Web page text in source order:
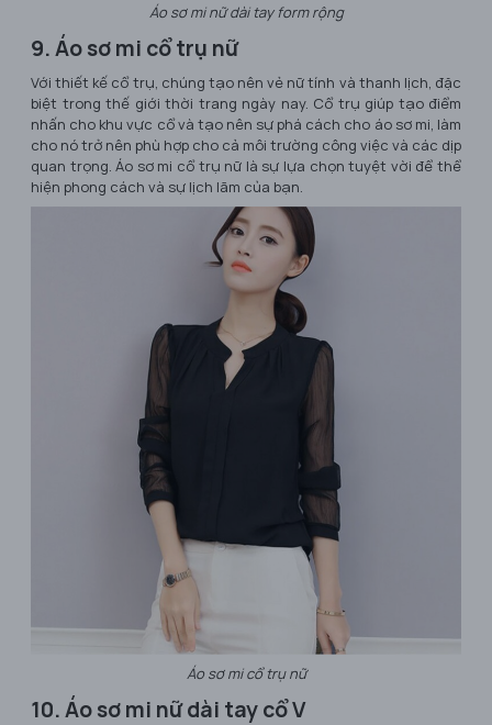
Áo sơ mi nữ dài tay form rộng
9. Áo sơ mi cổ trụ nữ
Với thiết kế cổ trụ, chúng tạo nên vẻ nữ tính và thanh lịch, đặc
biệt trong thế giới thời trang ngày nay. Cổ trụ giúp tạo điểm
nhấn cho khu vực cổ và tạo nên sự phá cách cho áo sơ mi, làm
cho nó trở nên phù hợp cho cả môi trường công việc và các dịp
quan trọng. Áo sơ mi cổ trụ nữ là sự lựa chọn tuyệt vời để thể
hiện phong cách và sự lịch lãm của bạn.
Áo sơ mi cổ trụ nữ
10. Áo sơ mi nữ dài tay cổ V